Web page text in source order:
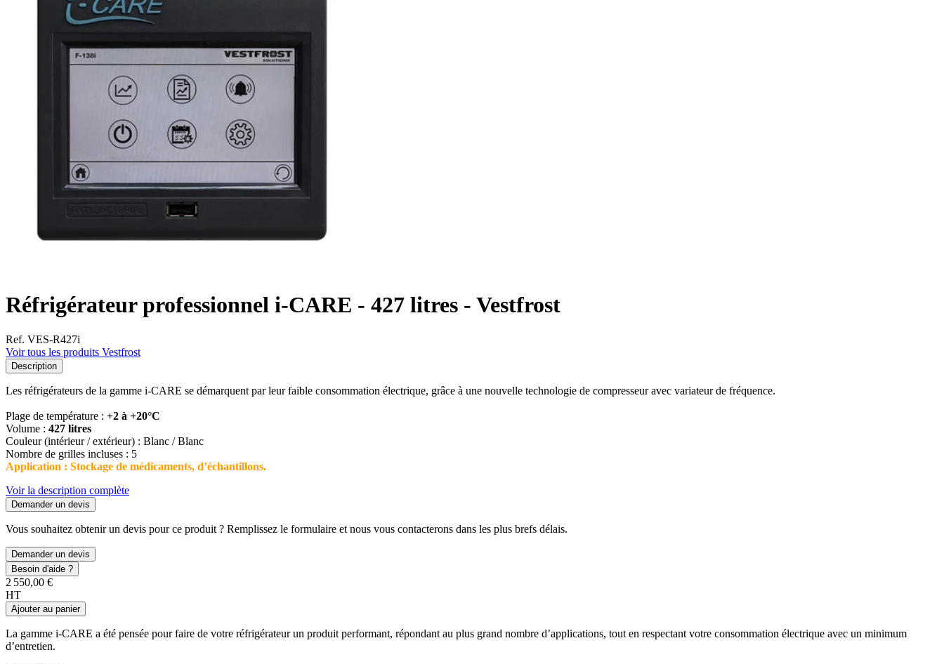
Réfrigérateur professionnel i-CARE - 427 litres - Vestfrost
Ref. VES-R427i
Voir tous les produits Vestfrost
Description
Les réfrigérateurs de la gamme i-CARE se démarquent par leur faible consommation électrique, grâce à une nouvelle technologie de compresseur avec variateur de fréquence.
Plage de température : +2 à +20°C
Volume : 427 litres
Couleur (intérieur / extérieur) : Blanc / Blanc
Nombre de grilles incluses : 5
Application : Stockage de médicaments, d’échantillons.
Voir la description complète
Demander un devis
Vous souhaitez obtenir un devis pour ce produit ? Remplissez le formulaire et nous vous contacterons dans les plus brefs délais.
Demander un devis
Besoin d'aide ?
2 550,00 €
HT
Ajouter au panier
La gamme i-CARE a été pensée pour faire de votre réfrigérateur un produit performant, répondant au plus grand nombre d’applications, tout en respectant votre consommation électrique avec un minimum
d’entretien.